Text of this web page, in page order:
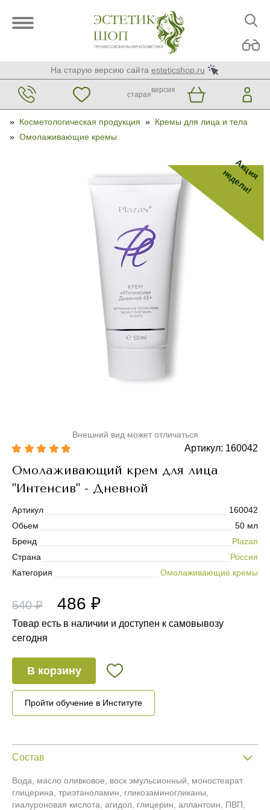
На старую версию сайта esteticshop.ru
старая
версия
» Косметологическая продукция » Кремы для лица и тела
» Омолаживающие кремы
Акция
недели!
Внешний вид может отличаться
Артикул: 160042
Омолаживающий крем для лица
"Интенсив" - Дневной
Артикул
160042
Обьем
50 мл
Бренд
Plazan
Страна
Россия
Категория
Омолаживающие кремы
540 ₽ 486 ₽
Товар есть в наличии и доступен к самовывозу
сегодня
В корзину
Пройти обучение в Институте
Состав
Вода, масло оливковое, воск эмульсионный, моностеарат
глицерина, триэтаноламин, гликозаминогликаны,
гиалуроновая кислота, агидол, глицерин, аллантоин, ПВП,